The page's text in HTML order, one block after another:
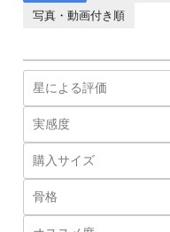
写真・動画付き順